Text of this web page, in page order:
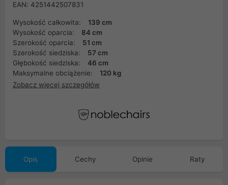
EAN: 4251442507831
Wysokość całkowita:
139 cm
Wysokość oparcia:
84 cm
Szerokość oparcia:
51 cm
Szerokość siedziska:
57 cm
Głębokość siedziska:
46 cm
Maksymalne obciążenie:
120 kg
Zobacz więcej szczegółów
Opis Cechy Opinie Raty